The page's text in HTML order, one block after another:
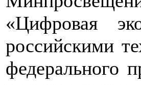
«Цифровая
российскими
федерального